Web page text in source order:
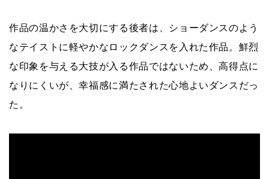
作品の温かさを大切にする後者は、ショーダンスのよう
なテイストに軽やかなロックダンスを入れた作品。鮮烈
な印象を与える大技が入る作品ではないため、高得点に
なりにくいが、幸福感に満たされた心地よいダンスだっ
た。